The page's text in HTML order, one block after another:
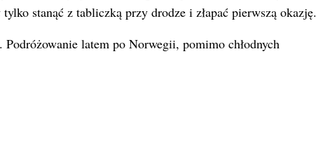
stanąć z tabliczką przy drodze i złapać pierwszą okazję.
latem po Norwegii, pomimo chłodnych